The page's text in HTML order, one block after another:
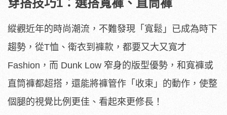
縱觀近年的時尚潮流，不難發現「寬鬆」已成為時下
趨勢，從T恤、衛衣到褲款，都要又大又寬才
Fashion，而 Dunk Low 窄身的版型優勢，和寬褲或
直筒褲都超搭，還能將褲管作「收束」的動作，使整
個腿的視覺比例更佳、看起來更修長！